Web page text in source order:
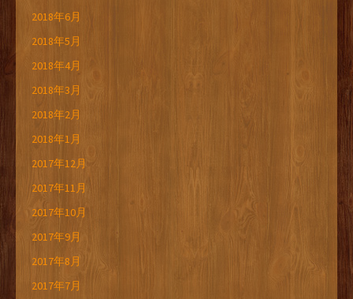
2018年6月
2018年5月
2018年4月
2018年3月
2018年2月
2018年1月
2017年12月
2017年11月
2017年10月
2017年9月
2017年8月
2017年7月